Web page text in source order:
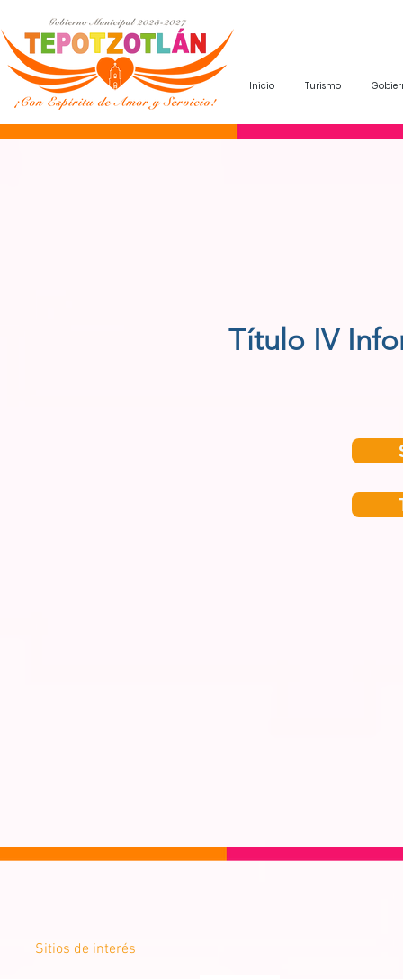
Inicio Turismo
Título IV
Sitios de interés